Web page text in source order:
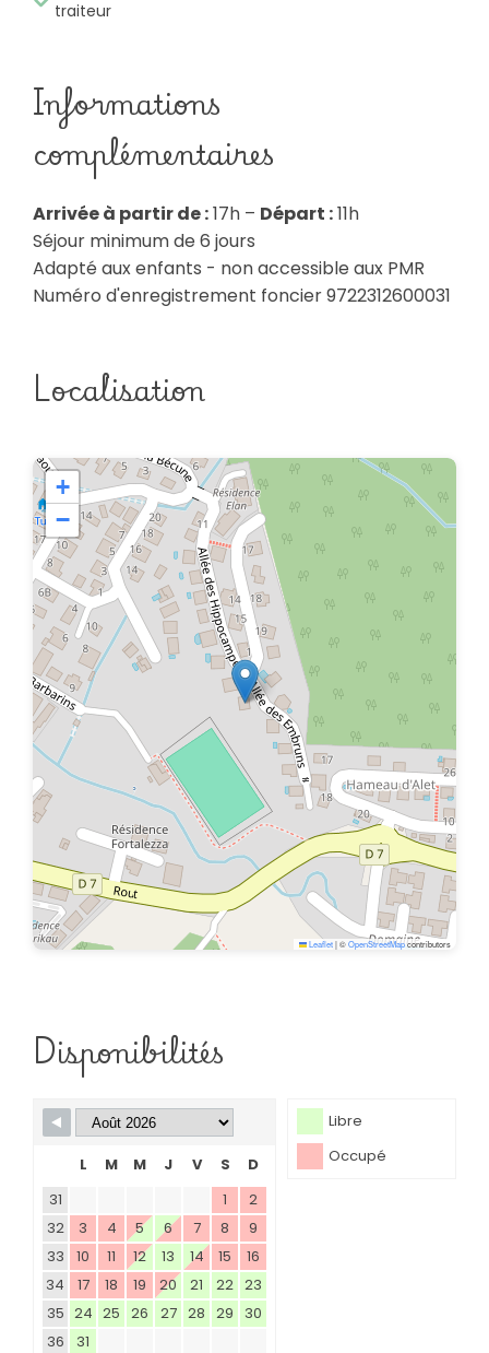
traiteur
Informations
complémentaires
Arrivée à partir de :17h – Départ :11h
Séjour minimum de 6 jours
Adapté aux enfants - non accessible aux PMR
Numéro d'enregistrement foncier 9722312600031
Localisation
+
−
Leaflet|©OpenStreetMapcontributors
Disponibilités
Libre
Occupé
L M M J V S
D
31
1
2
32
3 4 5 6 7 8
9
33
10 11 12 13 14 15
16
34
17 18 19 20 21 22 23
35 24 25 26 27 28 29
30
36
31